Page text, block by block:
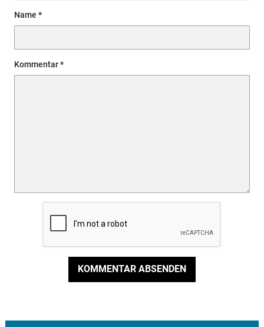
Name
Kommentar
KOMMENTAR ABSENDEN